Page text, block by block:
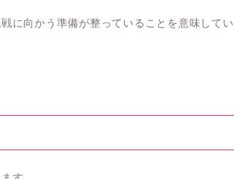
に向かう準備が整っていることを意味してい